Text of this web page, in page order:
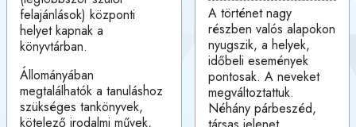
felajánlások) központi
helyet kapnak a
könyvtárban.
Állományában
megtalálhatók a tanuláshoz
szükséges tankönyvek,
kötelező irodalmi művek,
A történet nagy
részben valós alapokon
nyugszik, a helyek,
időbeli események
pontosak. A neveket
megváltoztattuk.
Néhány párbeszéd,